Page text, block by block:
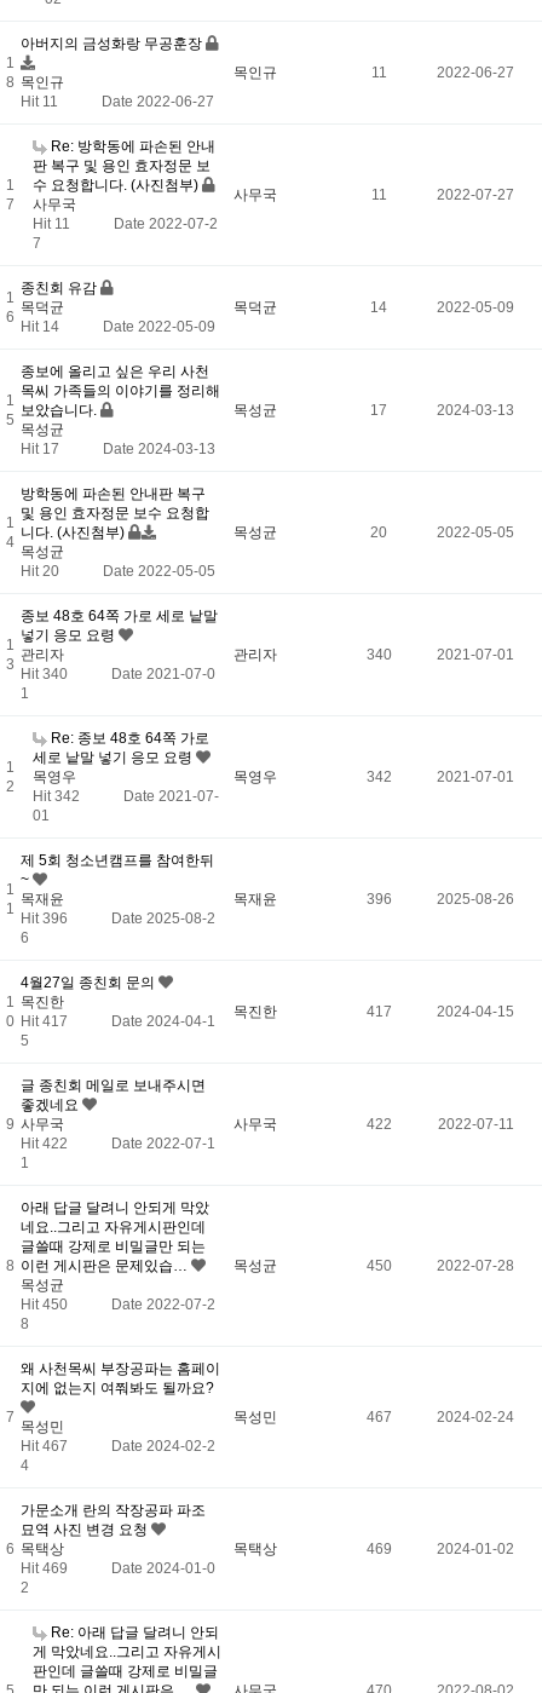
1
8
아버지의 금성화랑 무공훈장
목인규
Hit 11
Date 2022-06-27
목인규 11 2022-06-27
1
7
Re: 방학동에 파손된 안내
판 복구 및 용인 효자정문 보
수 요청합니다. (사진첨부)
사무국
Hit 11
Date 2022-07-2
7
사무국 11 2022-07-27
1
6
종친회 유감
목덕균
Hit 14
Date 2022-05-09
목덕균 14 2022-05-09
1
5
종보에 올리고 싶은 우리 사천
목씨 가족들의 이야기를 정리해
보았습니다.
목성균
Hit 17
Date 2024-03-13
목성균 17 2024-03-13
1
4
방학동에 파손된 안내판 복구
및 용인 효자정문 보수 요청합
니다. (사진첨부)
목성균
Hit 20
Date 2022-05-05
목성균 20 2022-05-05
1
3
종보 48호 64쪽 가로 세로 낱말
넣기 응모 요령
관리자
Hit 340
Date 2021-07-0
1
관리자 340 2021-07-01
1
2
Re: 종보 48호 64쪽 가로
세로 낱말 넣기 응모 요령
목영우
Hit 342
Date 2021-07-
01
목영우 342 2021-07-01
1
1
제 5회 청소년캠프를 참여한뒤
~
목재윤
Hit 396
Date 2025-08-2
6
목재윤 396 2025-08-26
1
0
4월27일 종친회 문의
목진한
Hit 417
Date 2024-04-1
5
목진한 417 2024-04-15
9
글 종친회 메일로 보내주시면
좋겠네요
사무국
Hit 422
Date 2022-07-1
1
사무국 422 2022-07-11
8
아래 답글 달려니 안되게 막았
네요..그리고 자유게시판인데
글쓸때 강제로 비밀글만 되는
이런 게시판은 문제있습…
목성균
Hit 450
Date 2022-07-2
8
목성균 450 2022-07-28
7
왜 사천목씨 부장공파는 홈페이
지에 없는지 여쭤봐도 될까요?
목성민
Hit 467
Date 2024-02-2
4
목성민 467 2024-02-24
6
가문소개 란의 작장공파 파조
묘역 사진 변경 요청
목택상
Hit 469
Date 2024-01-0
2
목택상 469 2024-01-02
Re: 아래 답글 달려니 안되
게 막았네요..그리고 자유게시
판인데 글쓸때 강제로 비밀글